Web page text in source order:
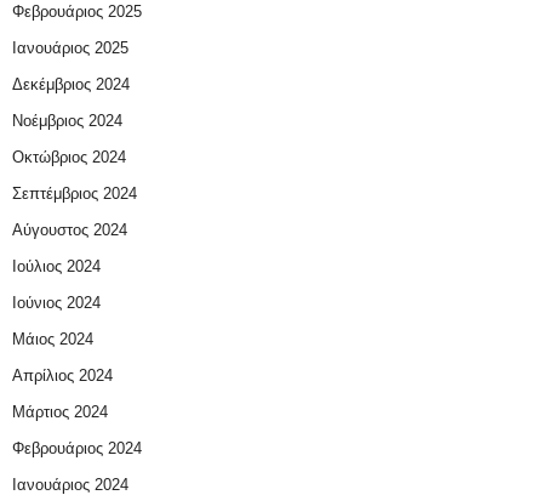
Φεβρουάριος 2025
Ιανουάριος 2025
Δεκέμβριος 2024
Νοέμβριος 2024
Οκτώβριος 2024
Σεπτέμβριος 2024
Αύγουστος 2024
Ιούλιος 2024
Ιούνιος 2024
Μάιος 2024
Απρίλιος 2024
Μάρτιος 2024
Φεβρουάριος 2024
Ιανουάριος 2024